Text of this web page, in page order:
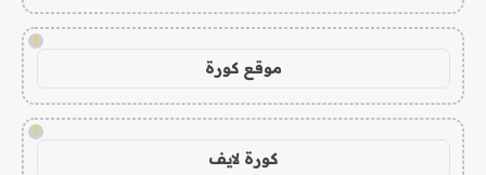
!
موقع كورة
!
كورة لايف